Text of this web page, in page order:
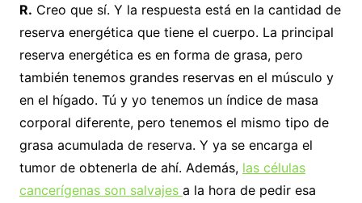
R. Creo que sí. Y la respuesta está en la cantidad de
reserva energética que tiene el cuerpo. La principal
reserva energética es en forma de grasa, pero
también tenemos grandes reservas en el músculo y
en el hígado. Tú y yo tenemos un índice de masa
corporal diferente, pero tenemos el mismo tipo de
grasa acumulada de reserva. Y ya se encarga el
tumor de obtenerla de ahí. Además, las células
cancerígenas son salvajes a la hora de pedir esa